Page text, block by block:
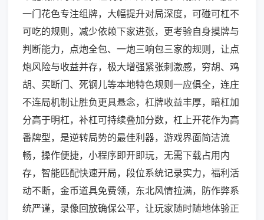
一门花色专注组牌，大幅提升对局深度，可碰可杠不
可吃的规则，减少依赖下家进张，更考验自身摸牌与
判断能力，点炮全包、一炮三响包三家的规则，让点
炮风险与收益并存，极大增强紧张刺激感，穷胡、鸡
胡、买断门、死钢儿等本地特色规则一应俱全，连庄
不连局机制让胜负更具悬念，杠牌收益丰厚，暗杠加
分高于明杠，补杠可持续叠加分数，杠上开花作为高
番牌型，是逆转局势的最佳利器，游戏界面简洁流
畅，操作便捷，小程序即开即玩，无需下载占用内
存，智能匹配快速开局，段位系统记录实力，福利活
动不断，金币道具免费领，东北风情拉满，防作弊系
统严谨，录像回放确保公平，让玩家随时随地体验正